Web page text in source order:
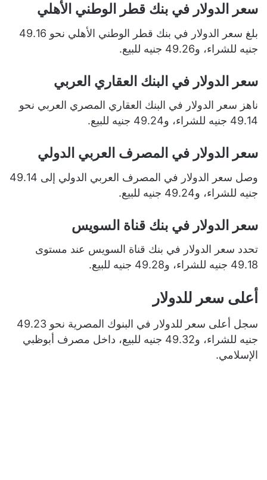
سعر الدولار في بنك قطر الوطني الأهلي
بلغ سعر الدولار في بنك قطر الوطني الأهلي نحو 49.16
جنيه للشراء، و49.26 جنيه للبيع.
سعر الدولار في البنك العقاري العربي
ناهز سعر الدولار في البنك العقاري المصري العربي نحو
49.14 جنيه للشراء، و49.24 جنيه للبيع.
سعر الدولار في المصرف العربي الدولي
وصل سعر الدولار في المصرف العربي الدولي إلى 49.14
جنيه للشراء، و49.24 جنيه للبيع.
سعر الدولار في بنك قناة السويس
تحدد سعر الدولار في بنك قناة السويس عند مستوى
49.18 جنيه للشراء، و49.28 جنيه للبيع.
أعلى سعر للدولار
سجل أعلى سعر للدولار في البنوك المصرية نحو 49.23
جنيه للشراء، و49.32 جنيه للبيع، داخل مصرف أبوظبي
الإسلامي.